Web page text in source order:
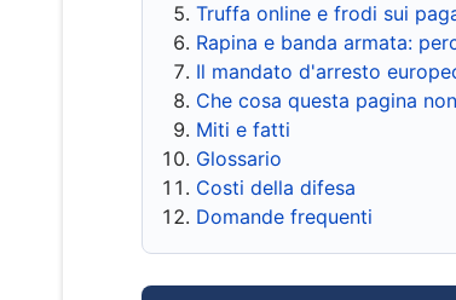
Truffa online e frodi sui
Rapina e banda armata:
Il mandato d'arresto
Che cosa questa pagina
Miti e fatti
Glossario
Costi della difesa
Domande frequenti